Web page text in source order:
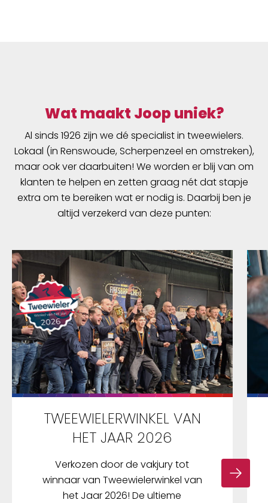
Wat maakt Joop uniek?
Al sinds 1926 zijn we dé specialist in tweewielers.
Lokaal (in Renswoude, Scherpenzeel en omstreken),
maar ook ver daarbuiten! We worden er blij van om
klanten te helpen en zetten graag nét dat stapje
extra om te bereiken wat er nodig is. Daarbij ben je
altijd verzekerd van deze punten:
TWEEWIELERWINKEL VAN
HET JAAR 2026
Verkozen door de vakjury tot
winnaar van Tweewielerwinkel van
het Jaar 2026! De ultieme